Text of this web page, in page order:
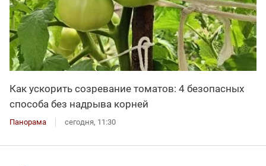
Как ускорить созревание томатов: 4 безопасных
способа без надрыва корней
Панорама сегодня, 11:30